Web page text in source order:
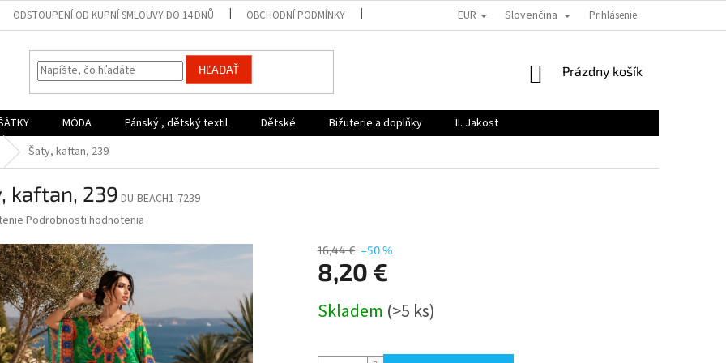
ODSTOUPENÍ OD KUPNÍ SMLOUVY DO 14 DNŮ OBCHODNÍ PODMÍNKY PODMÍNKY OCHRANY OSOBNÍCH ÚDAJŮ OBJEMOVÉ SLEVY
EUR Slovenčina Prihlásenie
HĽADAŤ
NÁKUPNÝ
Prázdny košík
MÓDA Pánský , dětský textil Dětské Bižuterie a doplňky
II. Jakost
Šaty, kaftan, 239
kaftan, 239 DU-BEACH1-7239
Podrobnosti hodnotenia
16,44 € –50 %
8,20 €
cena:
Skladem (>5 ks)